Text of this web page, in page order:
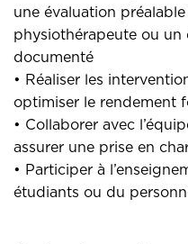
une évaluation
physiothérapeute ou
documenté
• Réaliser les
optimiser le rendement
• Collaborer avec
assurer une prise en
• Participer à
étudiants ou du